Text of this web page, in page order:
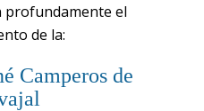
profundamente el
de la:
Camperos de